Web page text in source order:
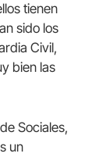
tienen
sido los
Civil,
bien las
Sociales,
un